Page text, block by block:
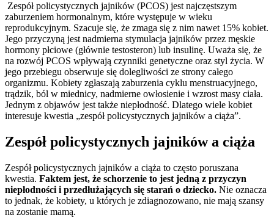
Zespół policystycznych jajników (PCOS) jest najczęstszym
zaburzeniem hormonalnym, które występuje w wieku
reprodukcyjnym. Szacuje się, że zmaga się z nim nawet 15% kobiet.
Jego przyczyną jest nadmierna stymulacja jajników przez męskie
hormony płciowe (głównie testosteron) lub insulinę. Uważa się, że
na rozwój PCOS wpływają czynniki genetyczne oraz styl życia. W
jego przebiegu obserwuje się dolegliwości ze strony całego
organizmu. Kobiety zgłaszają zaburzenia cyklu menstruacyjnego,
trądzik, ból w miednicy, nadmierne owłosienie i wzrost masy ciała.
Jednym z objawów jest także niepłodność. Dlatego wiele kobiet
interesuje kwestia „zespół policystycznych jajników a ciąża”.
Zespół policystycznych jajników a ciąża
Zespół policystycznych jajników a ciąża to często poruszana
kwestia. Faktem jest, że schorzenie to jest jedną z przyczyn
niepłodności i przedłużających się starań o dziecko. Nie oznacza
to jednak, że kobiety, u których je zdiagnozowano, nie mają szansy
na zostanie mamą.